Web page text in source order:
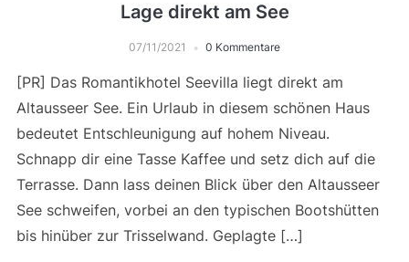
Lage direkt am See
07/11/2021 0 Kommentare
[PR] Das Romantikhotel Seevilla liegt direkt am
Altausseer See. Ein Urlaub in diesem schönen Haus
bedeutet Entschleunigung auf hohem Niveau.
Schnapp dir eine Tasse Kaffee und setz dich auf die
Terrasse. Dann lass deinen Blick über den Altausseer
See schweifen, vorbei an den typischen Bootshütten
bis hinüber zur Trisselwand. Geplagte […]